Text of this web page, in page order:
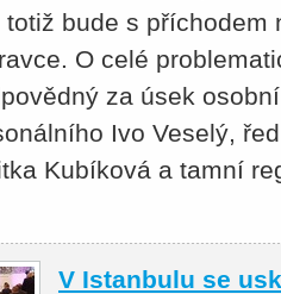
bude s příchodem
O celé
za úsek
Ivo Veselý,
Kubíková a tamní
V Istanbulu se